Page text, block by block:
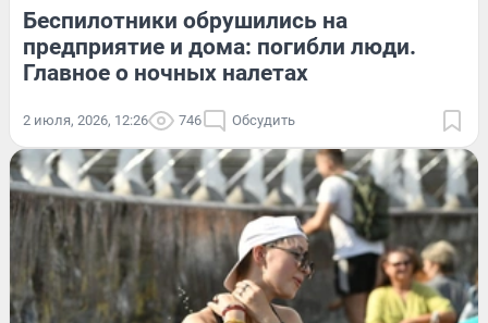
Беспилотники обрушились на
предприятие и дома: погибли люди.
Главное о ночных налетах
2 июля, 2026, 12:26 746 Обсудить